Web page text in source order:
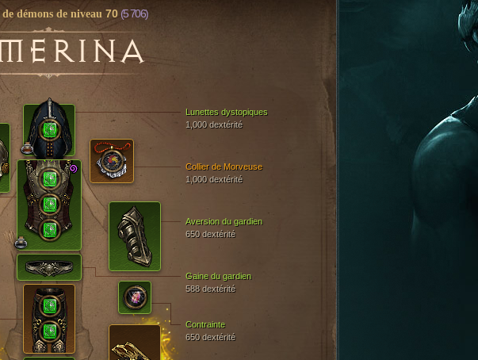
de démons de niveau 70(5 706)
Lunettes dystopiques
1,000 dextérité
Aversion du gardien
650 dextérité
Gaine du gardien
588 dextérité
Contrainte
650 dextérité
Collier de Morveuse
1,000 dextérité